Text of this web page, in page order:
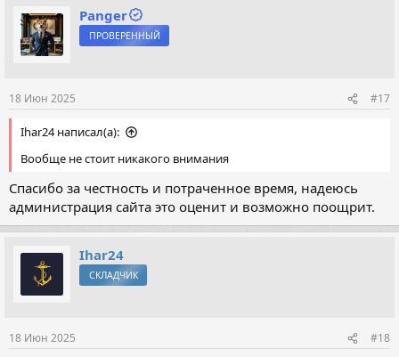
Panger
ПРОВЕРЕННЫЙ
18 Июн 2025 #17
Ihar24 написал(а):
Вообще не стоит никакого внимания
Спасибо за честность и потраченное время, надеюсь
администрация сайта это оценит и возможно поощрит.
Ihar24
СКЛАДЧИК
18 Июн 2025 #18